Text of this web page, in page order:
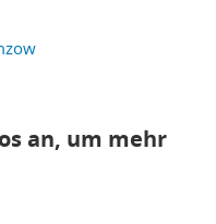
an, um mehr